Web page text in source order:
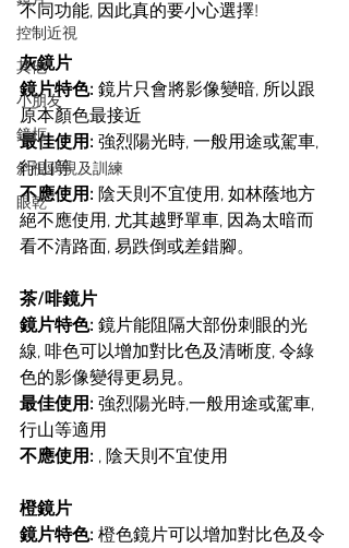
控制近視
其他
小朋友
鏡框
斜視弱視及訓練
眼乾
不同功能, 因此真的要小心選擇!
灰鏡片
鏡片特色: 鏡片只會將影像變暗, 所以跟
原本顏色最接近
最佳使用: 強烈陽光時, 一般用途或駕車,
行山等
不應使用: 陰天則不宜使用, 如林蔭地方
絕不應使用, 尤其越野單車, 因為太暗而
看不清路面, 易跌倒或差錯腳。
茶/啡鏡片
鏡片特色: 鏡片能阻隔大部份刺眼的光
線, 啡色可以增加對比色及清晰度, 令綠
色的影像變得更易見。
最佳使用: 強烈陽光時,一般用途或駕車,
行山等適用
不應使用: , 陰天則不宜使用
橙鏡片
鏡片特色: 橙色鏡片可以增加對比色及令